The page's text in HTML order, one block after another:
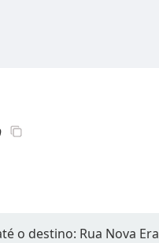
o destino: Rua Nova Era